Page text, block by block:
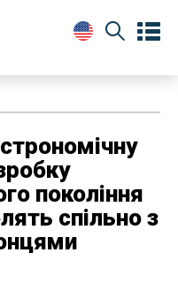
покоління
спільно з